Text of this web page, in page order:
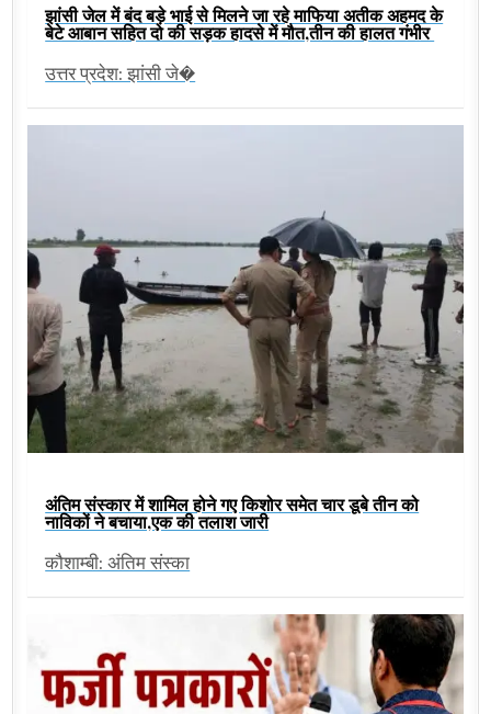
झांसी जेल में बंद बड़े भाई से मिलने जा रहे माफिया अतीक अहमद के
बेटे आबान सहित दो की सड़क हादसे में मौत,तीन की हालत गंभीर
उत्तर प्रदेश: झांसी जे�
अंतिम संस्कार में शामिल होने गए किशोर समेत चार डूबे तीन को
नाविकों ने बचाया,एक की तलाश जारी
कौशाम्बी: अंतिम संस्का